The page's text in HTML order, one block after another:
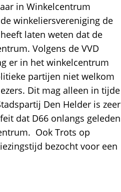
in Winkelcentrum
winkeliersvereniging de
laten weten dat de
Volgens de VVD
er in het winkelcentrum
partijen niet welkom
Dit mag alleen in tijde
Den Helder is zeer
dat D66 onlangs geleden
Ook Trots op
bezocht voor een